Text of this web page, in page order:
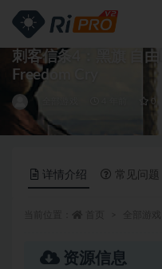
刺客信条4：黑旗 自
Freedom Cry
0
详情介绍 常见问题
资源信息